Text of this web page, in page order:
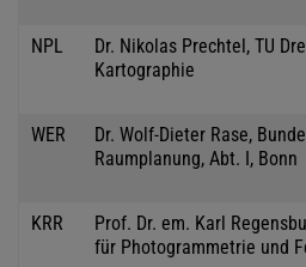
NPL
Dr. Nikolas Prechtel, TU
Kartographie
WER
Dr. Wolf-Dieter Rase,
Raumplanung, Abt. I, Bonn
KRR
Prof. Dr. em. Karl
für Photogrammetrie und